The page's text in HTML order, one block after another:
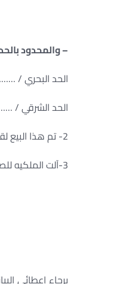
– والمحدود
الحد البحري
الحد الشرقي
2- تم هذا البيع لقاء ثمن إجمالي وقدره ………….. جنيه ……………………………….. جنيهاً فقط لاغير
3-آلت الملكيه للصادر ضده بموجب العقد المسجل برقم …….. لسنه ……… شهـرعقاري ………….
برجاء إعطائي